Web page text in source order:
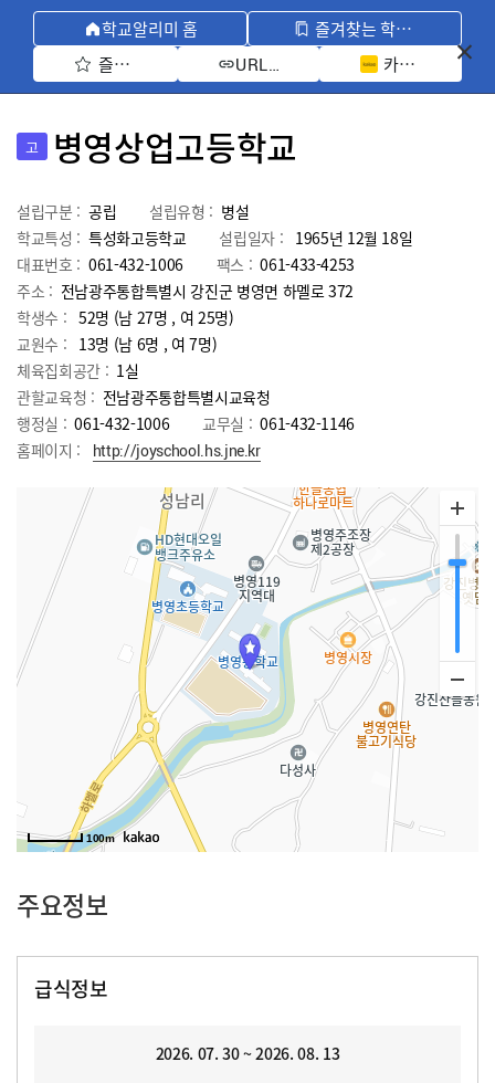
학교알리미 홈
즐겨찾는 학교 모아보기
즐겨찾기 선택
URL 복사 카카오톡 공유
고 병영상업고등학교
설립구분 : 공립 설립유형 : 병설
학교특성 : 특성화고등학교 설립일자 : 1965년 12월 18일
대표번호 : 061-432-1006 팩스 : 061-433-4253
주소 : 전남광주통합특별시 강진군 병영면 하멜로 372
학생수 : 52명 (남 27명 , 여 25명)
교원수 : 13명 (남 6명 , 여7명)
체육집회공간 : 1실
관할교육청 : 전남광주통합특별시교육청
행정실 : 061-432-1006 교무실 : 061-432-1146
홈페이지 :
http://joyschool.hs.jne.kr
100m
주요정보
급식정보
2026. 07. 30 ~ 2026. 08. 13